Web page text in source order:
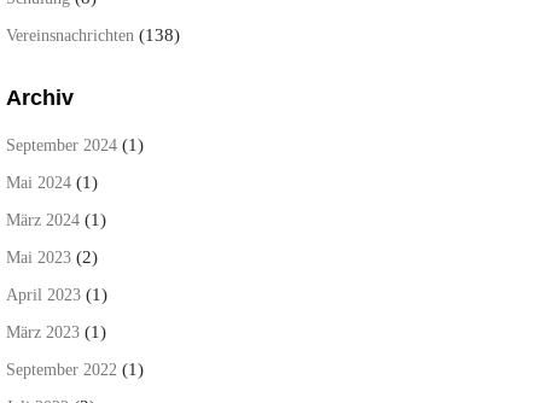
Vereinsnachrichten (138)
Archiv
September 2024 (1)
Mai 2024 (1)
März 2024 (1)
Mai 2023 (2)
April 2023 (1)
März 2023 (1)
September 2022 (1)